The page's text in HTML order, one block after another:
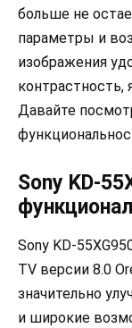
больше не
параметры и
изображения
контрастность,
Давайте
Sony KD-
Sony KD-
TV версии 8.0
значительно
и широкие